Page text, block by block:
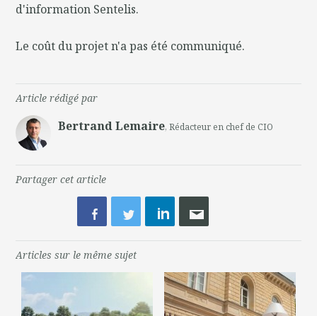
d'information Sentelis.
Le coût du projet n'a pas été communiqué.
Article rédigé par
Bertrand Lemaire, Rédacteur en chef de CIO
Partager cet article
Articles sur le même sujet